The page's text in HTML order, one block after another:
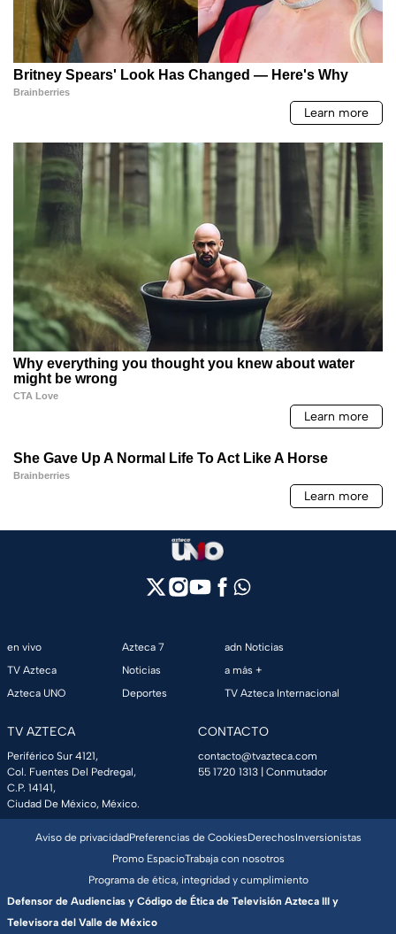
en vivo
TV Azteca
Azteca UNO
Azteca 7
Noticias
Deportes
adn Noticias
a más +
TV Azteca Internacional
TV AZTECA
Periférico Sur 4121,
Col. Fuentes Del Pedregal,
C.P. 14141,
Ciudad De México, México.
CONTACTO
contacto@tvazteca.com
55 1720 1313 | Conmutador
Aviso de privacidadPreferencias de CookiesDerechosInversionistas
Promo EspacioTrabaja con nosotros
Programa de ética, integridad y cumplimiento
Defensor de Audiencias y Código de Ética de Televisión Azteca III y
Televisora del Valle de México